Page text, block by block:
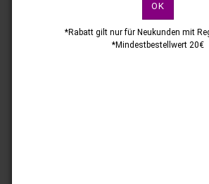
OK
*Rabatt gilt nur für Neukunden mit
*Mindestbestellwert 20€